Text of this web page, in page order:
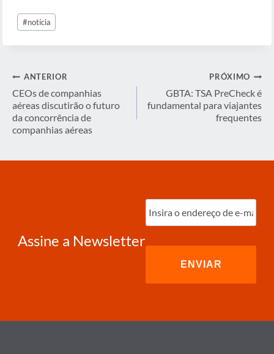
Tags
do
#notícia
Navegação
de
Post
ANTERIOR
CEOs de companhias
aéreas discutirão o futuro
da concorrência de
companhias aéreas
PRÓXIMO
GBTA: TSA PreCheck é
fundamental para viajantes
frequentes
Assine a Newsletter
Digite
o
e-